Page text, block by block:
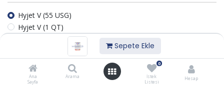
Sepete Ekle
Ana
Sayfa
Arama
0
İstek
Listesi
Hesap
Hyjet V (55 USG)
Hyjet V (1 QT)
Sepete Ekle